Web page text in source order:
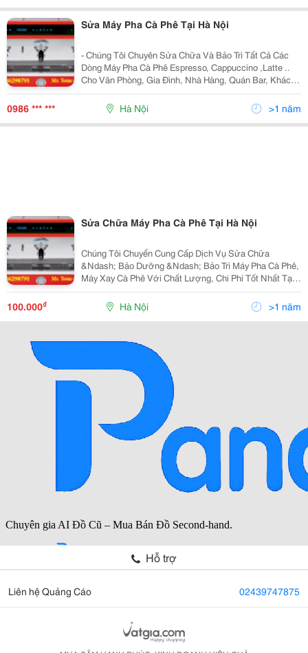
Sửa Máy Pha Cà Phê Tại Hà Nội
- Chúng Tôi Chuyên Sửa Chữa Và Bảo Trì Tất Cả Các
Dòng Máy Pha Cà Phê Espresso, Cappuccino ,Latte ..
Cho Văn Phòng, Gia Đình, Nhà Hàng, Quán Bar, Khách
Sạn .... . - Bán Và Cho Thuê Máy Pha Cà Phê, Máy Say
Với Những Thương Hiệu Lớn Của Italia Tại V
0986 *** *** Hà Nội >1 năm
Sửa Chữa Máy Pha Cà Phê Tại Hà Nội
Chúng Tôi Chuyển Cung Cấp Dịch Vụ Sửa Chữa
&Ndash; Bảo Dưỡng &Ndash; Bảo Trì Máy Pha Cà Phê,
Máy Xay Cà Phê Với Chất Lượng, Chi Phí Tốt Nhất Tại
Hà Nội Và Các Tỉnh Phía Bắc. Chúng Tôi Bán Và Cho
Thuê Tất Cả Các Loại Máy Pha Cà Phê Tại Hà Nội. Hãy
100.000₫ Hà Nội >1 năm
Hỗ trợ
Liên hệ Quảng Cáo 02439747875